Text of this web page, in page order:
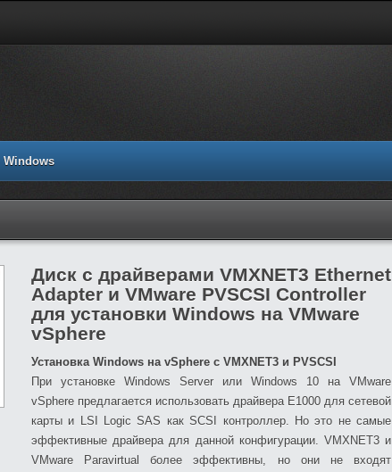
Windows
Диск с драйверами VMXNET3 Ethernet
Adapter и VMware PVSCSI Controller
для установки Windows на VMware
vSphere
Установка Windows на vSphere с VMXNET3 и PVSCSI
При установке Windows Server или Windows 10 на VMware
vSphere предлагается использовать драйвера E1000 для сетевой
карты и LSI Logic SAS как SCSI контроллер. Но это не самые
эффективные драйвера для данной конфигурации. VMXNET3 и
VMware Paravirtual более эффективны, но они не входят